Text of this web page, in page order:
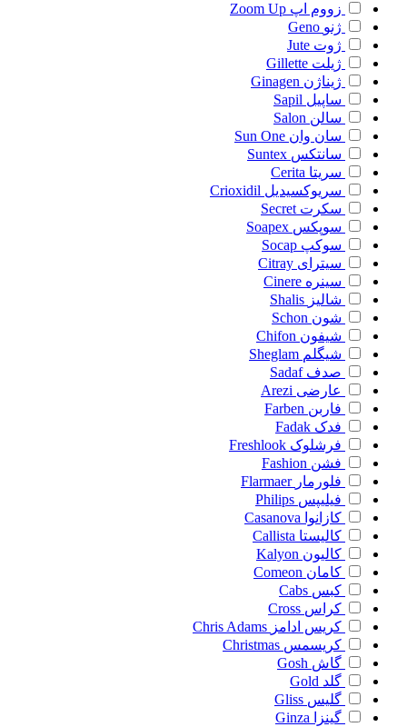
زووم اپ Zoom Up
ژنو Geno
ژوت Jute
ژیلت Gillette
ژیناژن Ginagen
ساپیل Sapil
سالن Salon
سان وان Sun One
سانتکس Suntex
سریتا Cerita
سریوکسیدیل Crioxidil
سکرت Secret
سوپکس Soapex
سوکپ Socap
سیترای Citray
سینره Cinere
شالیز Shalis
شون Schon
شیفون Chifon
شیگلم Sheglam
صدف Sadaf
عارضی Arezi
فاربن Farben
فدک Fadak
فرشلوک Freshlook
فشن Fashion
فلورمار Flarmaer
فیلیپس Philips
کازانوا Casanova
کالیستا Callista
کالیون Kalyon
کامان Comeon
کبس Cabs
کراس Cross
کریس ادامز Chris Adams
کریسمس Christmas
گاش Gosh
گلد Gold
گلیس Gliss
گینزا
Ginza